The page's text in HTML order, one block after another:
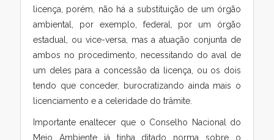
licença, porém, não há a substituição de um órgão
ambiental, por exemplo, federal, por um órgão
estadual, ou vice-versa, mas a atuação conjunta de
ambos no procedimento, necessitando do aval de
um deles para a concessão da licença, ou os dois
tendo que conceder, burocratizando ainda mais o
licenciamento e a celeridade do trâmite.
Importante enaltecer que o Conselho Nacional do
Meio Ambiente já tinha ditado norma sobre o